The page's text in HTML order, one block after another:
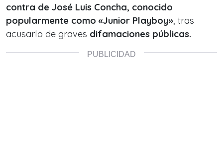
contra de José Luis Concha, conocido
popularmente como «Junior Playboy», tras
acusarlo de graves difamaciones públicas.